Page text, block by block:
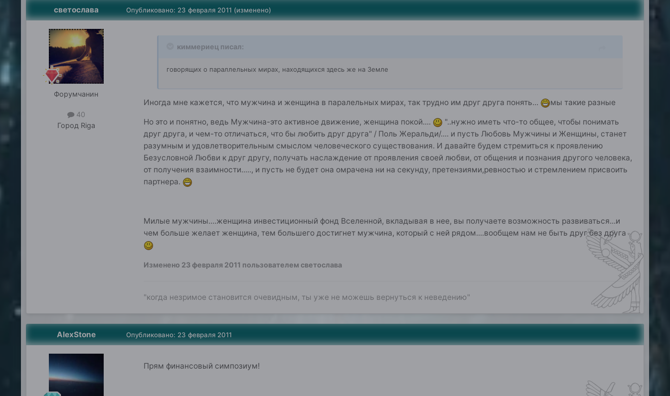
светослава
Форумчанин
40
Город Riga
Опубликовано: 23 февраля 2011 (изменено)
киммериец писал:
говорящих о параллельных мирах, находящихся здесь же на Земле
Иногда мне кажется, что мужчина и женщина в паралельных мирах, так трудно им друг друга понять... мы такие разные
Но это и понятно, ведь Мужчина-это активное движение, женщина покой....
"..нужно иметь что-то общее, чтобы понимать
друг друга, и чем-то отличаться, что бы любить друг друга" / Поль Жеральди/.... и пусть Любовь Мужчины и Женщины, станет
разумным и удовлетворительным смыслом человеческого существования. И давайте будем стремиться к проявлению
Безусловной Любви к друг другу, получать наслаждение от проявления своей любви, от общения и познания другого человека,
от получения взаимности....., и пусть не будет она омрачена ни на секунду, претензиями,ревностью и стремлением присвоить
партнера.
Милые мужчины....женщина инвестиционный фонд Вселенной, вкладывая в нее, вы получаете возможность развиваться...и
чем больше желает женщина, тем большего достигнет мужчина, который с ней рядом....вообщем нам не быть друг без друга
Изменено 23 февраля 2011 пользователем светослава
"когда незримое становится очевидным, ты уже не можешь вернуться к неведению"
AlexStone Опубликовано: 23 февраля 2011
Прям финансовый симпозиум!